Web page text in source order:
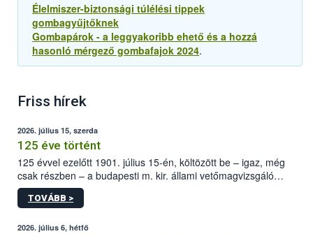
Élelmiszer-biztonsági túlélési tippek
gombagyűjtőknek
Gombapárok - a leggyakoribb ehető és a hozzá
hasonló mérgező gombafajok 2024.
Friss hírek
2026. július 15, szerda
125 éve történt
125 évvel ezelőtt 1901. július 15-én, költözött be – igaz, még
csak részben – a budapesti m. kir. állami vetőmagvizsgáló
állomás a Kis Rókus utca 15. szám alatti, Czigler Győző által
tervezett új épületébe.
TOVÁBB >
2026. július 6, hétfő